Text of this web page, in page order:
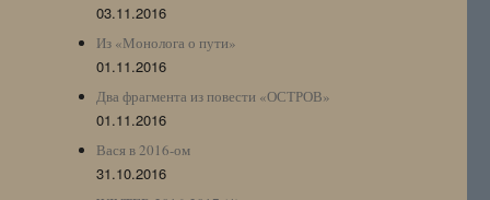
03.11.2016
Из «Монолога о пути»
01.11.2016
Два фрагмента из повести «ОСТРОВ»
01.11.2016
Вася в 2016-ом
31.10.2016